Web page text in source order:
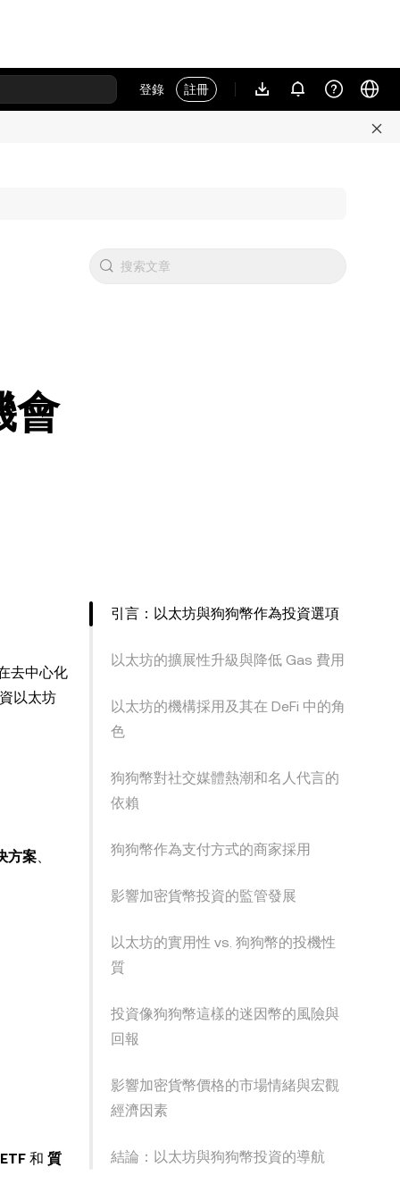
登錄 註冊
會
去中心化
以太坊
方案、
ETF 和 質
引言：以太坊與狗狗幣作為投資選項
以太坊的擴展性升級與降低 Gas 費用
以太坊的機構採用及其在 DeFi 中的角
色
狗狗幣對社交媒體熱潮和名人代言的
依賴
狗狗幣作為支付方式的商家採用
影響加密貨幣投資的監管發展
以太坊的實用性 vs. 狗狗幣的投機性
質
投資像狗狗幣這樣的迷因幣的風險與
回報
影響加密貨幣價格的市場情緒與宏觀
經濟因素
結論：以太坊與狗狗幣投資的導航